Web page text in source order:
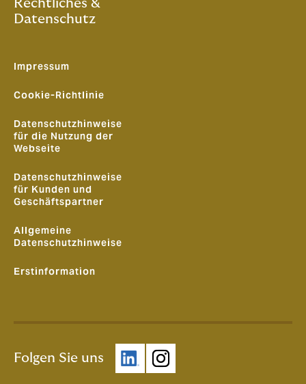
Rechtliches &
Datenschutz
Impressum
Cookie-Richtlinie
Datenschutzhinweise
für die Nutzung der
Webseite
Datenschutzhinweise
für Kunden und
Geschäftspartner
Allgemeine
Datenschutzhinweise
Erstinformation
Folgen Sie uns